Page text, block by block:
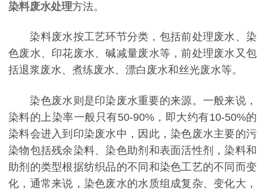
染料废水处理方法。
染料废水按工艺环节分类，包括前处理废水、染
色废水、印花废水、碱减量废水等，前处理废水又包
括退浆废水、煮练废水、漂白废水和丝光废水等。
染色废水则是印染废水重要的来源。一般来说，
染料的上染率一般只有50-90%，即大约有10-50%的
染料会进入到印染废水中，因此，染色废水主要的污
染物包括残余染料、染色助剂和表面活性剂，染料和
助剂的类型根据纺织品的不同和染色工艺的不同而变
化，通常来说，染色废水的水质组成复杂、变化大，